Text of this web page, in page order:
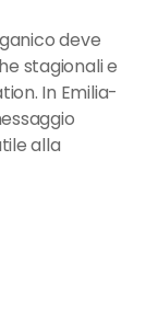
deve
stagionali e
In Emilia-
alla